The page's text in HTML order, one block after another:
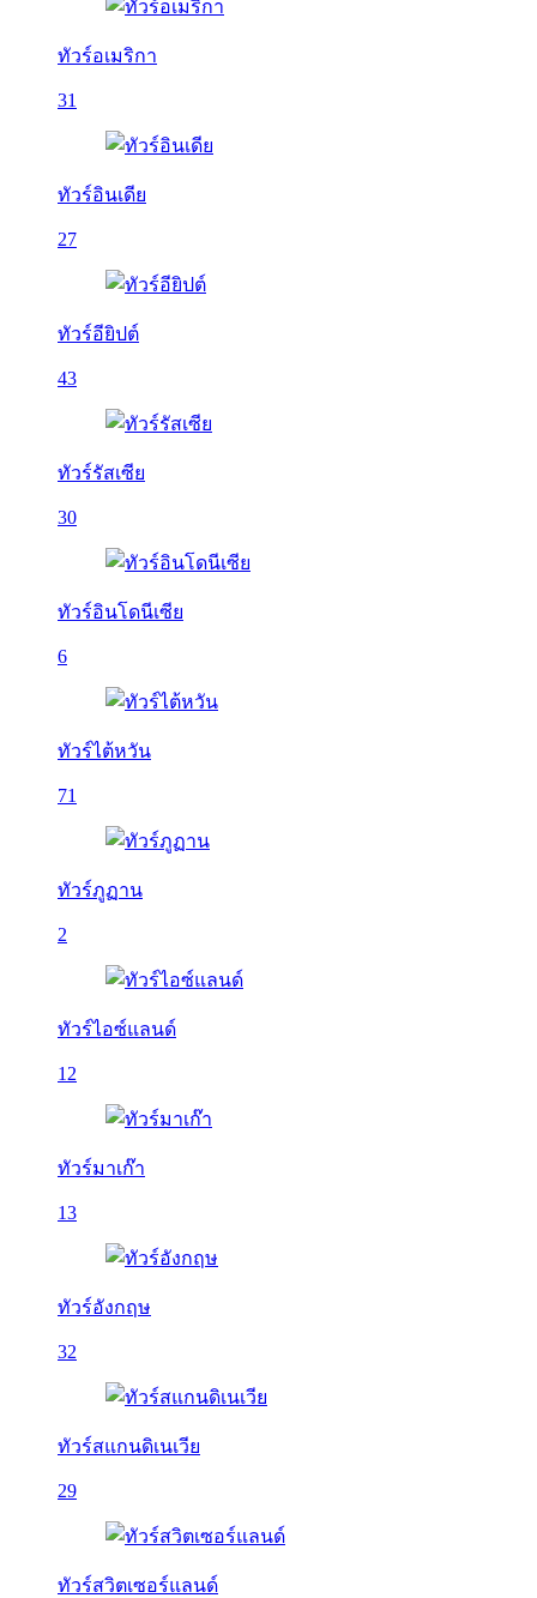
ทัวร์อเมริกา
31
ทัวร์อินเดีย
27
ทัวร์อียิปต์
43
ทัวร์รัสเซีย
30
ทัวร์อินโดนีเซีย
6
ทัวร์ไต้หวัน
71
ทัวร์ภูฏาน
2
ทัวร์ไอซ์แลนด์
12
ทัวร์มาเก๊า
13
ทัวร์อังกฤษ
32
ทัวร์สแกนดิเนเวีย
29
ทัวร์สวิตเซอร์แลนด์